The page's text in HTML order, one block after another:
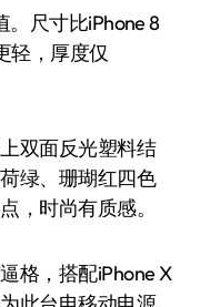
。尺寸比iPhone 8
轻，厚度仅
双面反光塑料结
绿、珊瑚红四色
，时尚有质感。
格，搭配iPhone X